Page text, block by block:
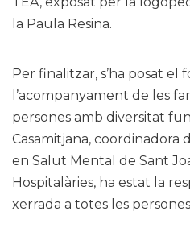
la Paula Resina.
Per finalitzar, s’ha posat el
l’acompanyament de les
persones amb diversitat
Casamitjana, coordinadora
en Salut Mental de Sant
Hospitalàries, ha estat la
xerrada a totes les